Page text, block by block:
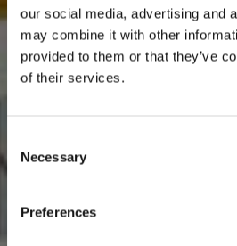
our social media, advertising and
may combine it with other
provided to them or that they’ve
of their services.
Selection
Necessary
Preferences